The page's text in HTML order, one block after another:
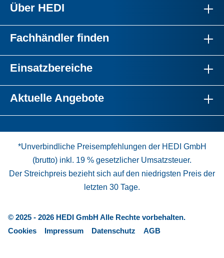
Über HEDI
Fachhändler finden
Einsatzbereiche
Aktuelle Angebote
*Unverbindliche Preisempfehlungen der HEDI GmbH
(brutto) inkl. 19 % gesetzlicher Umsatzsteuer.
Der Streichpreis bezieht sich auf den niedrigsten Preis der
letzten 30 Tage.
© 2025 - 2026 HEDI GmbH Alle Rechte vorbehalten.
Cookies
Impressum Datenschutz AGB